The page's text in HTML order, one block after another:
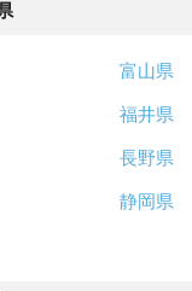
富山県
福井県
長野県
静岡県